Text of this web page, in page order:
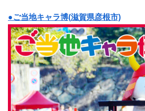
●ご当地キャラ博(滋賀県彦根市)